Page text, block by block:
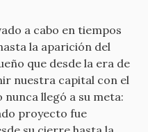
a cabo en tiempos
la aparición del
que desde la era de
nuestra capital con el
llegó a su meta:
proyecto fue